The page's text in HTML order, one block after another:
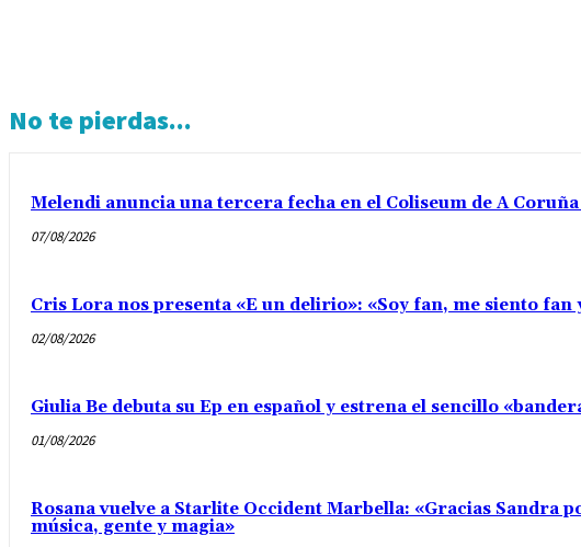
No te pierdas...
Melendi anuncia una tercera fecha en el Coliseum de A
07/08/2026
Cris Lora nos presenta «E un delirio»: «Soy fan, me siento
02/08/2026
Giulia Be debuta su Ep en español y estrena el sencillo
01/08/2026
Rosana vuelve a Starlite Occident Marbella: «Gracias Sandra
música, gente y magia»